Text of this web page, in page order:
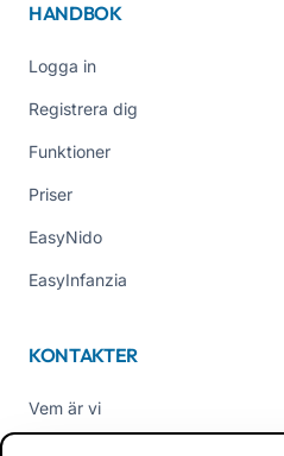
HANDBOK
Logga in
Registrera dig
Funktioner
Priser
EasyNido
EasyInfanzia
KONTAKTER
Vem är vi